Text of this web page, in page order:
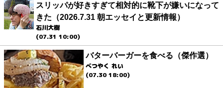
スリッパが好きすぎて相対的に靴下が嫌いになって
きた（2026.7.31 朝エッセイと更新情報）
石川大樹
(07.31 10:00)
バターバーガーを食べる（傑作選）
べつやく れい
(07.30 18:00)